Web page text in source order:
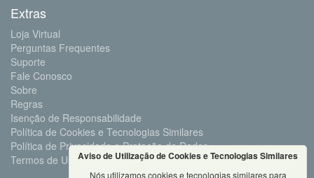
Extras
Loja Virtual
Perguntas Frequentes
Suporte
Fale Conosco
Sobre
Regras
Isenção de Responsabilidade
Política de Cookies e Tecnologias Similares
Política de Privacidade e Proteção de Dados
Termos de UsoAviso de Utilização de Cookies e Tecnologias Similares
Nós utilizamos cookies e tecnologias similares para